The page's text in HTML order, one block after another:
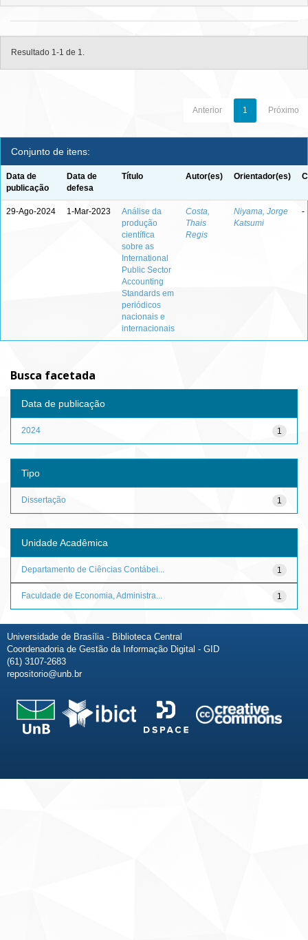
Resultado 1-1 de 1.
Anterior 1 Próximo
Conjunto de itens:
Data de
publicação
Data de
defesa
Título Autor(es) Orientador(es)
29-Ago-2024 1-Mar-2023
Análise da
produção
científica
sobre as
International
Public Sector
Accounting
Standards em
periódicos
nacionais e
internacionais
Costa,
Thais
Regis
Niyama, Jorge
Katsumi
-
Busca facetada
Data de publicação
1
2024
Tipo
1
Dissertação
Unidade Acadêmica
1
Departamento de Ciências Contábei...
1
Faculdade de Economia, Administra...
Universidade de Brasília - Biblioteca Central
Coordenadoria de Gestão da Informação Digital - GID
(61) 3107-2683
repositorio@unb.br